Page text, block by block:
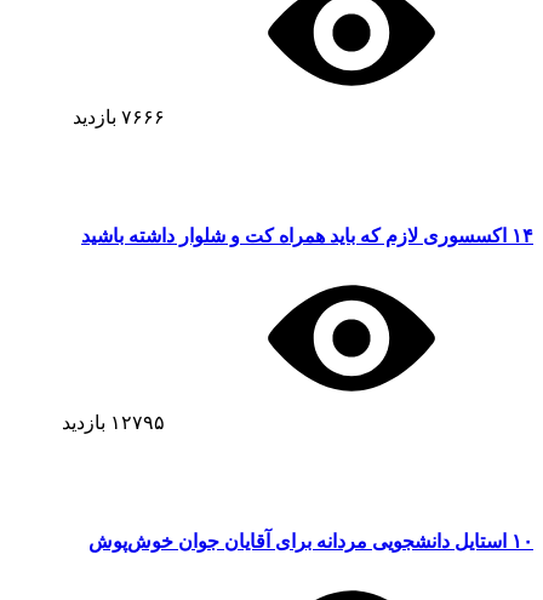
۷۶۶۶ بازدید
۱۴ اکسسوری‌ لازم که باید همراه کت و شلوار داشته باشید
۱۲۷۹۵ بازدید
۱۰ استایل دانشجویی مردانه برای آقایان جوان خوش‌پوش